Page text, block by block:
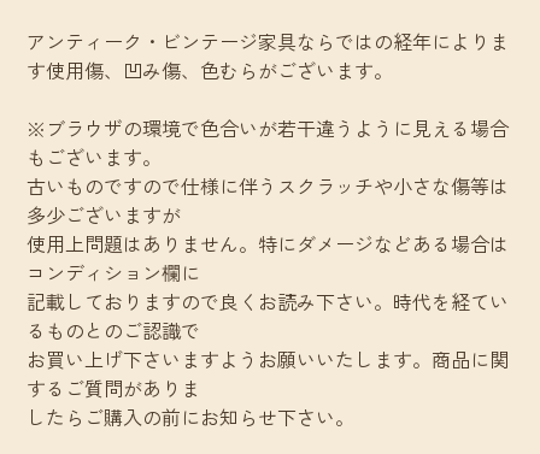
アンティーク・ビンテージ家具ならではの経年によりま
す使用傷、凹み傷、色むらがございます。
※ブラウザの環境で色合いが若干違うように見える場合
もございます。
古いものですので仕様に伴うスクラッチや小さな傷等は
多少ございますが
使用上問題はありません。特にダメージなどある場合は
コンディション欄に
記載しておりますので良くお読み下さい。時代を経てい
るものとのご認識で
お買い上げ下さいますようお願いいたします。商品に関
するご質問がありま
したらご購入の前にお知らせ下さい。